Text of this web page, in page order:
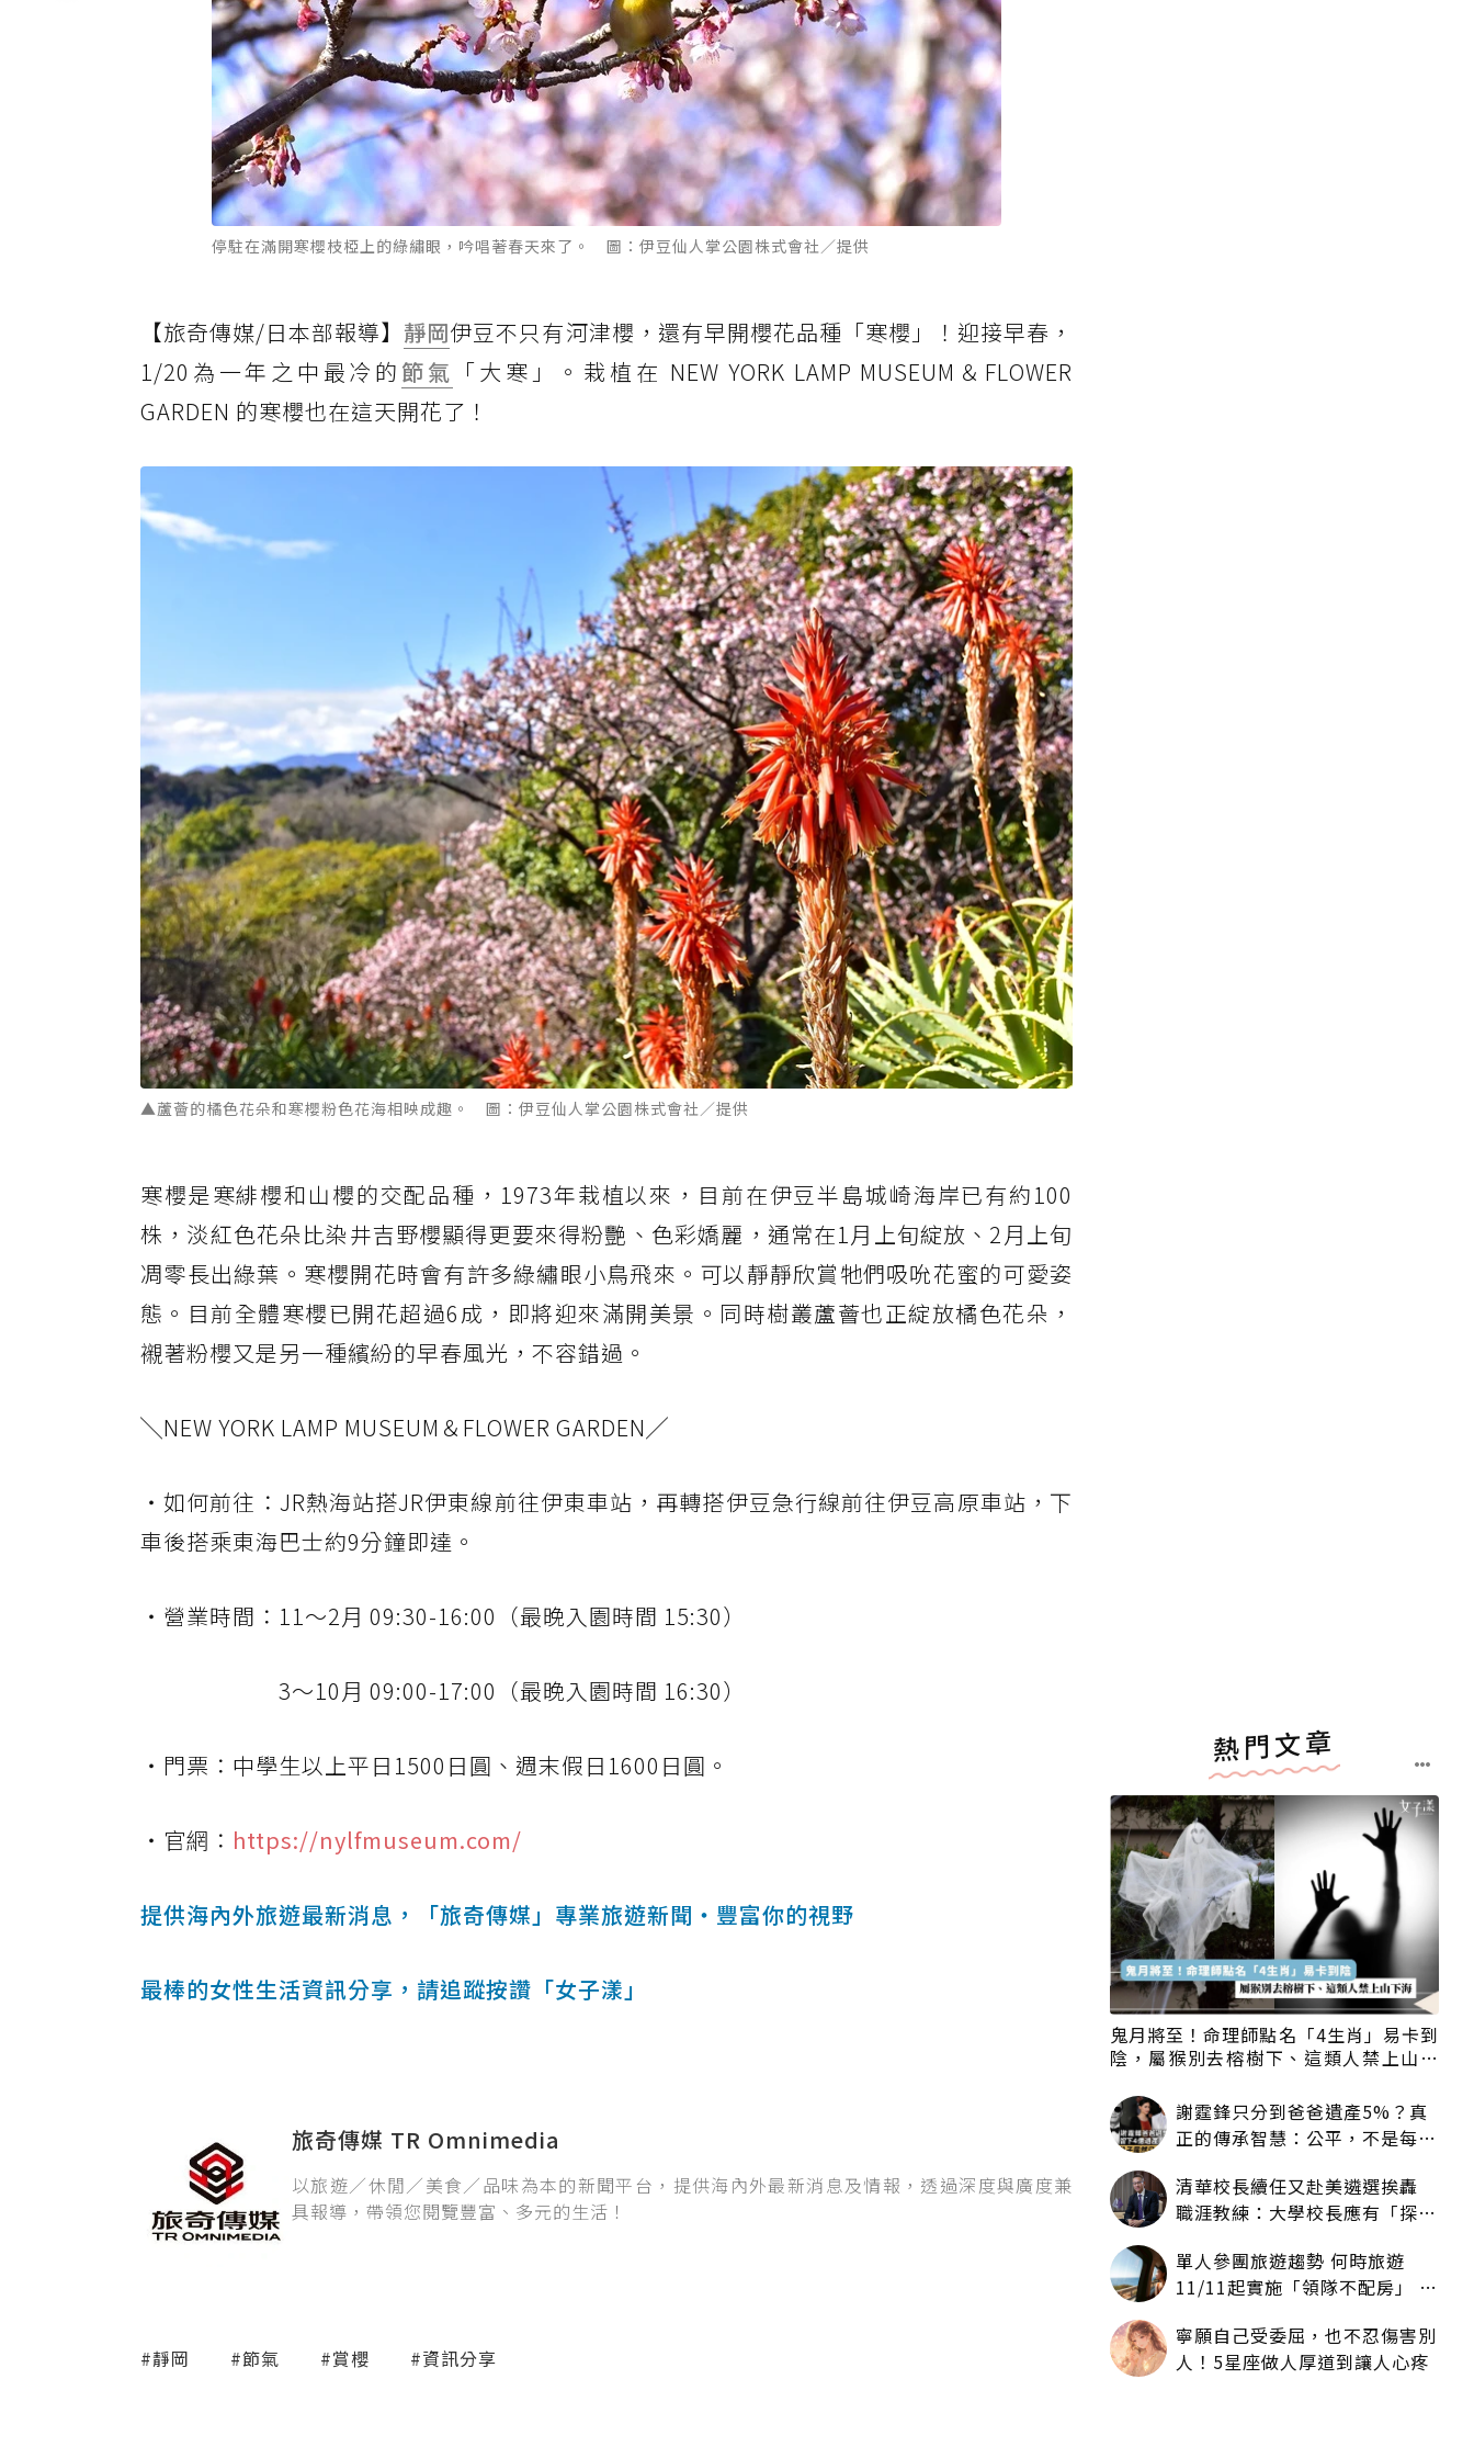
停駐在滿開寒櫻枝椏上的綠繡眼，吟唱著春天來了。 圖：伊豆仙人掌公園株式會社／提供
【旅奇傳媒/日本部報導】 靜岡伊豆不只有河津櫻，還有早開櫻花品種「寒櫻」！迎接早春，
1/20為一年之中最冷的 節氣 「大寒」。栽植在 NEW YORK LAMP MUSEUM＆FLOWER
GARDEN 的寒櫻也在這天開花了！
▲蘆薈的橘色花朵和寒櫻粉色花海相映成趣。 圖：伊豆仙人掌公園株式會社／提供
寒櫻是寒緋櫻和山櫻的交配品種，1973年栽植以來，目前在伊豆半島城崎海岸已有約100
株，淡紅色花朵比染井吉野櫻顯得更要來得粉艷、色彩嬌麗，通常在1月上旬綻放、2月上旬
凋零長出綠葉。寒櫻開花時會有許多綠繡眼小鳥飛來。可以靜靜欣賞牠們吸吮花蜜的可愛姿
態。目前全體寒櫻已開花超過6成，即將迎來滿開美景。同時樹叢蘆薈也正綻放橘色花朵，
襯著粉櫻又是另一種繽紛的早春風光，不容錯過。
╲NEW YORK LAMP MUSEUM＆FLOWER GARDEN╱
・如何前往：JR熱海站搭JR伊東線前往伊東車站，再轉搭伊豆急行線前往伊豆高原車站，下
車後搭乘東海巴士約9分鐘即達。
・營業時間：11〜2月 09:30-16:00（最晚入園時間 15:30）
3〜10月 09:00-17:00（最晚入園時間 16:30）
・門票：中學生以上平日1500日圓、週末假日1600日圓。
・官網： https://nylfmuseum.com/
提供海內外旅遊最新消息，「旅奇傳媒」專業旅遊新聞‧豐富你的視野
最棒的女性生活資訊分享，請追蹤按讚「女子漾」
旅奇傳媒 TR Omnimedia
以旅遊／休閒／美食／品味為本的新聞平台，提供海內外最新消息及情報，透過深度與廣度兼
具報導，帶領您閱覽豐富、多元的生活！
#靜岡 #節氣 #賞櫻 #資訊分享
熱門文章
鬼月將至！命理師點名「4生肖」易卡到
陰，屬猴別去榕樹下、這類人禁上山下
謝霆鋒只分到爸爸遺產5%？真
正的傳承智慧：公平，不是每個
清華校長續任又赴美遴選挨轟
職涯教練：大學校長應有「探
單人參團旅遊趨勢 何時旅遊
11/11起實施「領隊不配房」 落
寧願自己受委屈，也不忍傷害別
人！5星座做人厚道到讓人心疼